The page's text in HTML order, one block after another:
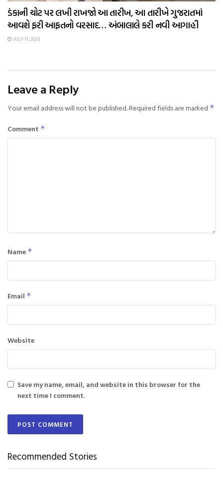
ડંકાની ચોટ પર લખી રાખજો આ તારીખ, આ તારીખે ગુજરાતમાં
આવશે ફરી આફતનો વરસાદ… અંબાલાલે કરી નવી આગાહી
JULY 11, 2023
Leave a Reply
Your email address will not be published.Required fields are marked *
Comment *
Name *
Email *
Website
Save my name, email, and website in this browser for the
next time I comment.
Recommended Stories